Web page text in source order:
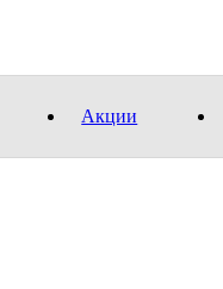
Акции